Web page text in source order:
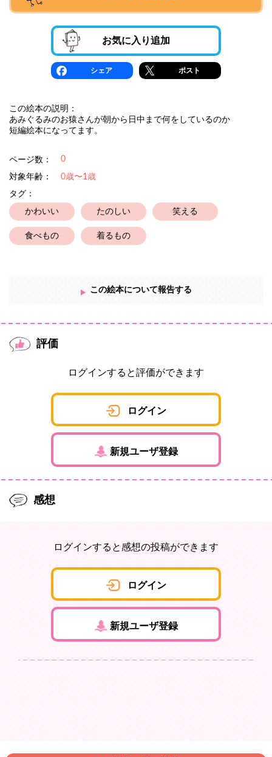
お気に入り追加
シェア ポスト
この絵本の説明：
あみぐるみのお猿さんが朝から日中まで何をしているのか
短編絵本になってます。
ページ数： 0
対象年齢：
0歳〜1歳
タグ：
かわいい たのしい 笑える
食べもの 着るもの
この絵本について報告する
評価
ログインすると評価ができます
ログイン
新規ユーザ登録
感想
ログインすると感想の投稿ができます
ログイン
新規ユーザ登録